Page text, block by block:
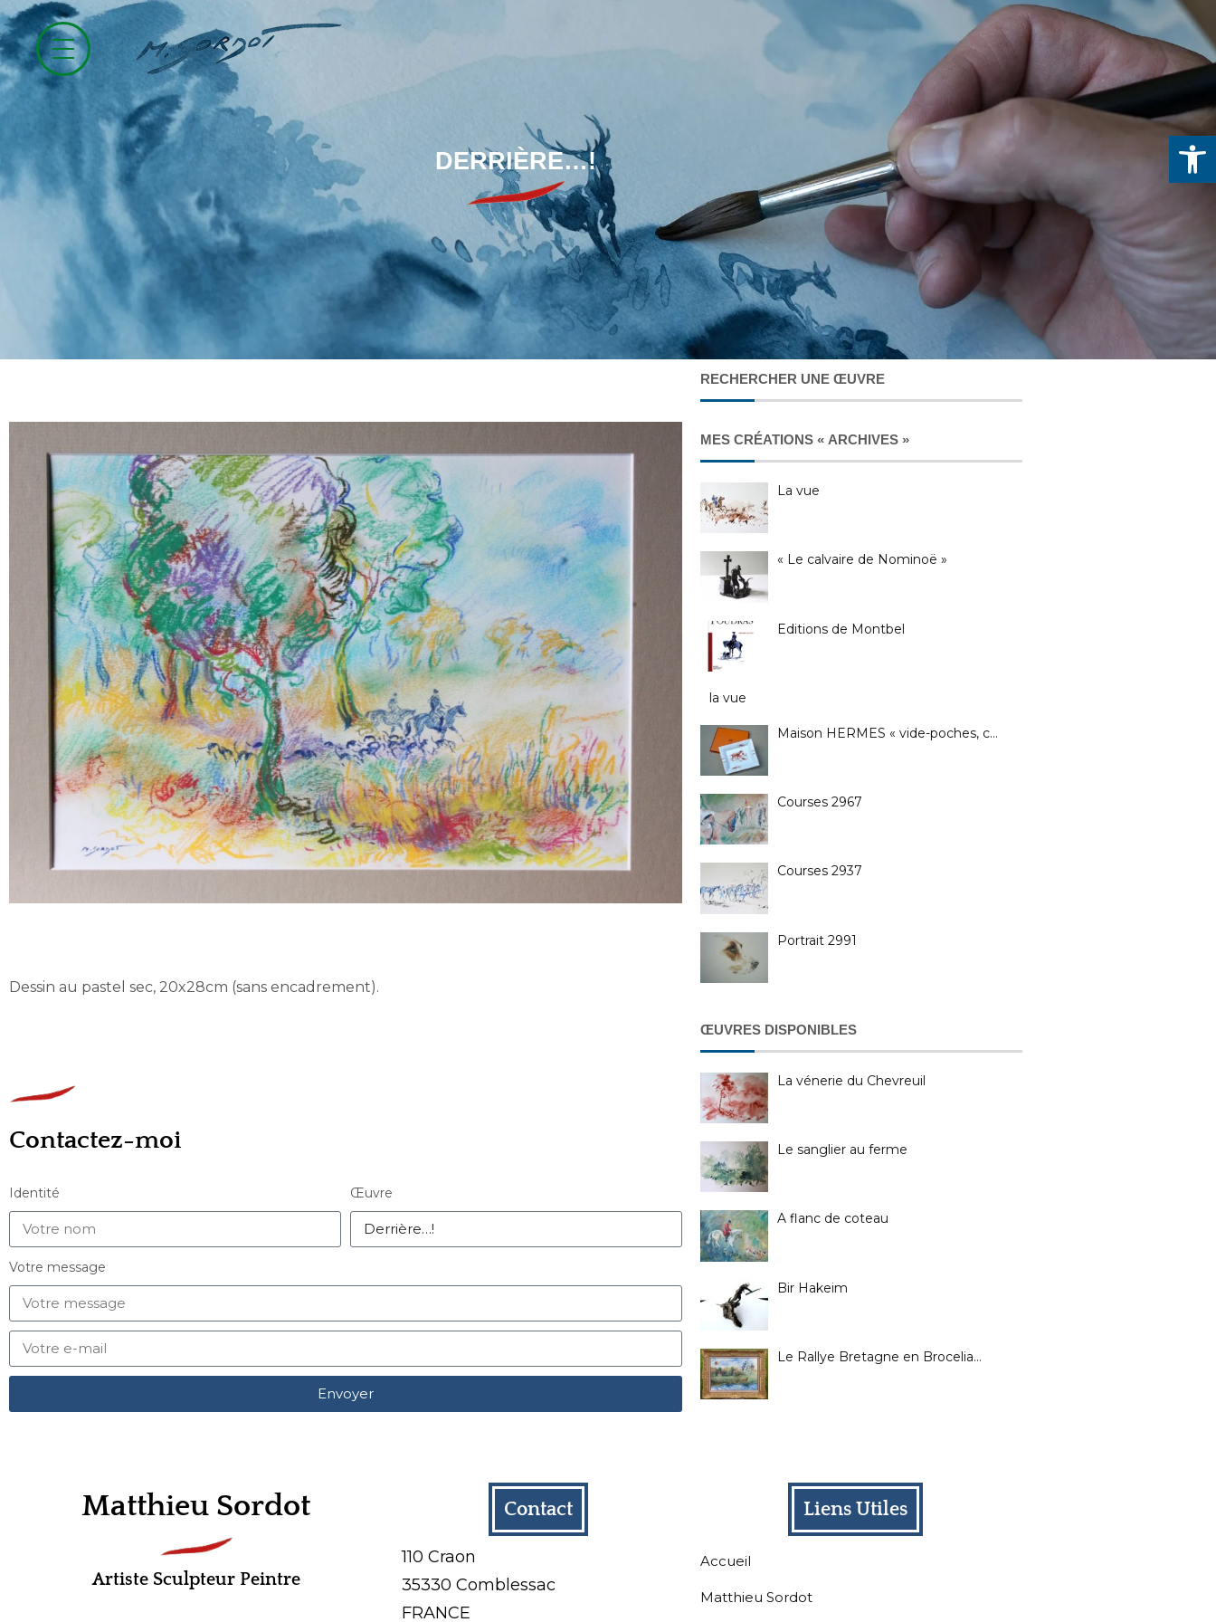
DERRIÈRE…!
Dessin au pastel sec, 20x28cm (sans encadrement).
Contactez-moi
Identité Œuvre
Votre message
Envoyer
RECHERCHER UNE ŒUVRE
MES CRÉATIONS « ARCHIVES »
La vue
« Le calvaire de Nominoë »
Editions de Montbel
la vue
Maison HERMES « vide-poches, c…
Courses 2967
Courses 2937
Portrait 2991
ŒUVRES DISPONIBLES
La vénerie du Chevreuil
Le sanglier au ferme
A flanc de coteau
Bir Hakeim
Le Rallye Bretagne en Brocelia…
Matthieu Sordot
Artiste Sculpteur Peintre
Contact
110 Craon
35330 Comblessac
FRANCE
Liens Utiles
Accueil
Matthieu Sordot